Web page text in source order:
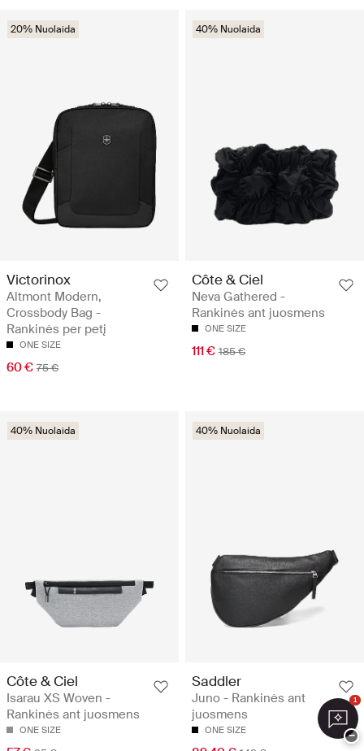
20% Nuolaida
Victorinox
Altmont Modern,
Crossbody Bag -
Rankinės per petį
ONE SIZE
60 € 75 €
40% Nuolaida
Côte & Ciel
Neva Gathered -
Rankinės ant juosmens
ONE SIZE
111 € 185 €
40% Nuolaida
Côte & Ciel
Isarau XS Woven -
Rankinės ant juosmens
ONE SIZE
40% Nuolaida
Saddler
Juno - Rankinės ant
juosmens
ONE SIZE
1
−